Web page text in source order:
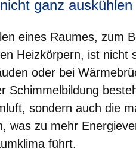
ganz auskühlen
eines Raumes, zum
Heizkörpern, ist nicht
oder bei
Schimmelbildung
sondern auch die
was zu mehr
führt.